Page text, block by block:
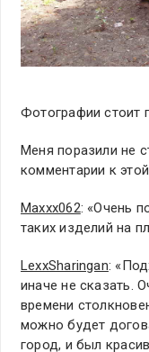
Фотографии стоит
Меня поразили не
комментарии к
Maxxx062: «Очень
таких изделий на
LexxSharingan:
иначе не сказать.
времени
можно будет
город, и был